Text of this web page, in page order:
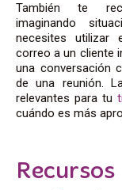
También te
imaginando
necesites utilizar
correo a un cliente
una conversación
de una reunión.
relevantes para tu
cuándo es más